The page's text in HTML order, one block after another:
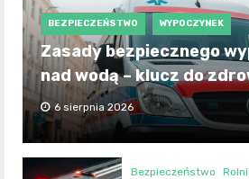
BEZPIECZEŃSTWO WYPOCZYNEK
Zasady bezpiecznego
nad wodą – klucz do
6 sierpnia 2026
Bezpieczeństwo